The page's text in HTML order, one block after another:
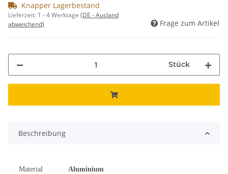
Knapper Lagerbestand
Lieferzeit: 1 - 4 Werktage (DE - Ausland
abweichend)
Frage zum Artikel
Stück
Beschreibung
Material
Aluminium